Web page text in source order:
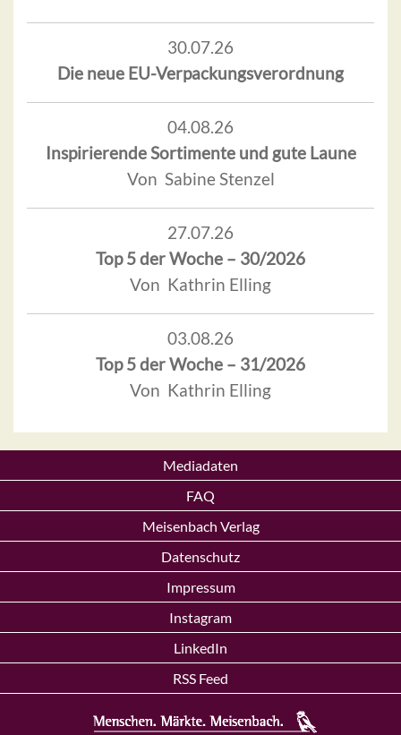
30.07.26
Die neue EU-Verpackungsverordnung
04.08.26
Inspirierende Sortimente und gute Laune
Von Sabine Stenzel
27.07.26
Top 5 der Woche – 30/2026
Von Kathrin Elling
03.08.26
Top 5 der Woche – 31/2026
Von Kathrin Elling
Mediadaten
FAQ
Meisenbach Verlag
Datenschutz
Impressum
Instagram
LinkedIn
RSS Feed